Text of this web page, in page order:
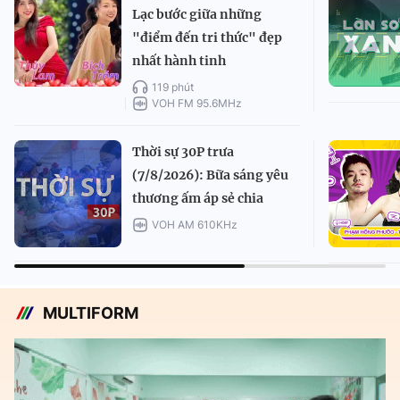
Lạc bước giữa những
"điểm đến tri thức" đẹp
nhất hành tinh
119 phút
VOH FM 95.6MHz
Thời sự 30P trưa
(7/8/2026): Bữa sáng yêu
thương ấm áp sẻ chia
VOH AM 610KHz
MULTIFORM